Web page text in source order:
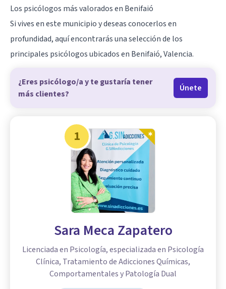
Los psicólogos más valorados en Benifaió
Si vives en este municipio y deseas conocerlos en
profundidad, aquí encontrarás una selección de los
principales psicólogos ubicados en Benifaió,Valencia.
¿Eres psicólogo/a y te gustaría tener
más clientes?
Únete
1
Sara Meca Zapatero
Licenciada en Psicología, especializada en Psicología
Clínica, Tratamiento de Adicciones Químicas,
Comportamentales y Patología Dual